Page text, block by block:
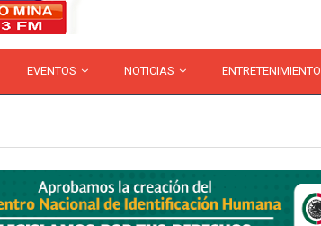
EVENTOS NOTICIAS ENTRETENIMIENTO